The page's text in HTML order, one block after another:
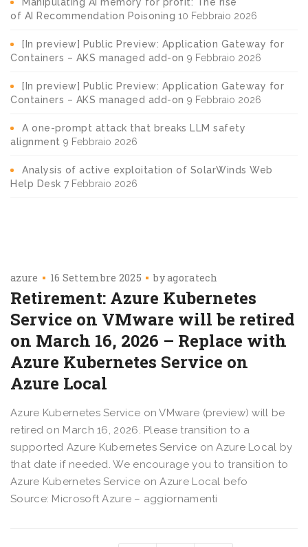
of AI Recommendation Poisoning 10 Febbraio 2026
[In preview] Public Preview: Application Gateway for
Containers – AKS managed add-on 9 Febbraio 2026
[In preview] Public Preview: Application Gateway for
Containers – AKS managed add-on 9 Febbraio 2026
A one-prompt attack that breaks LLM safety
alignment 9 Febbraio 2026
Analysis of active exploitation of SolarWinds Web
Help Desk 7 Febbraio 2026
azure 16 Settembre 2025 byagoratech
Retirement: Azure Kubernetes
Service on VMware will be retired
on March 16, 2026 – Replace with
Azure Kubernetes Service on
Azure Local
Azure Kubernetes Service on VMware (preview) will be
retired on March 16, 2026. Please transition to a
supported Azure Kubernetes Service on Azure Local by
that date if needed. We encourage you to transition to
Azure Kubernetes Service on Azure Local befo
Source: Microsoft Azure – aggiornamenti